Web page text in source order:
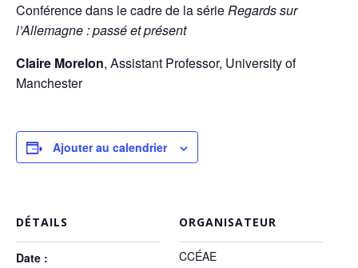
Conférence dans le cadre de la sérieRegards sur
l’Allemagne : passé et présent
Claire Morelon, Assistant Professor, University of
Manchester
Ajouter au calendrier
DÉTAILS
Date :
ORGANISATEUR
CCÉAE